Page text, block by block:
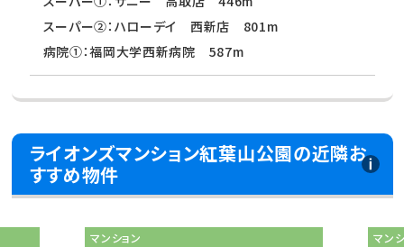
スーパー②：ハローデイ 西新店 801m
病院①：福岡大学西新病院 587m
ライオンズマンション紅葉山公園の近隣お
すすめ物件
マンション マン